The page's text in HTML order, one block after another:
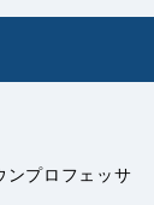
ンプロフェッサ